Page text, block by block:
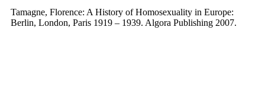
Tamagne, Florence: A History of Homosexuality in Europe:
Berlin, London, Paris 1919 – 1939. Algora Publishing 2007.